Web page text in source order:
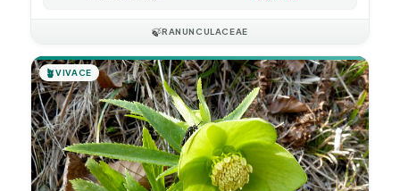
🍃RANUNCULACEAE
🪴VIVACE